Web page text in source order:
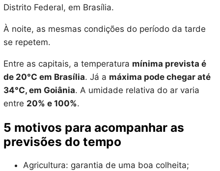
Distrito Federal, em Brasília.
À noite, as mesmas condições do período da tarde
se repetem.
Entre as capitais, a temperatura mínima prevista é
de 20°C em Brasília. Já a máxima pode chegar até
34°C, em Goiânia. A umidade relativa do ar varia
entre 20% e 100%.
5 motivos para acompanhar as
previsões do tempo
Agricultura: garantia de uma boa colheita;